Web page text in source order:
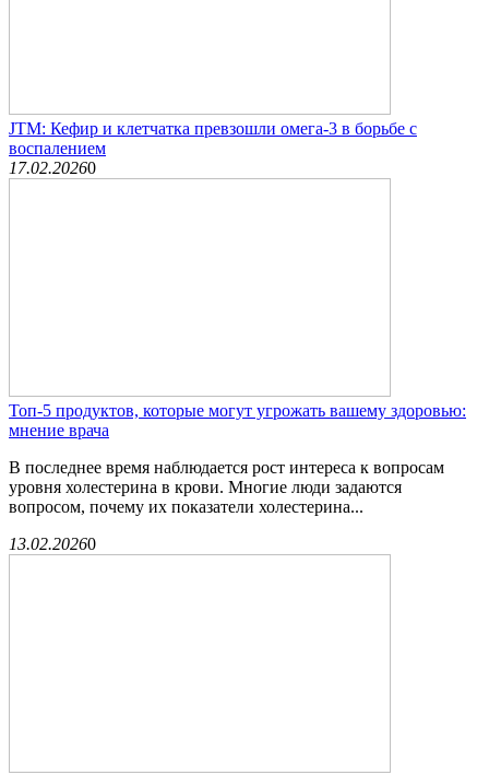
JTM: Кефир и клетчатка превзошли омега-3 в борьбе с
воспалением
17.02.20260
Топ-5 продуктов, которые могут угрожать вашему здоровью:
мнение врача
В последнее время наблюдается рост интереса к вопросам
уровня холестерина в крови. Многие люди задаются
вопросом, почему их показатели холестерина...
13.02.20260